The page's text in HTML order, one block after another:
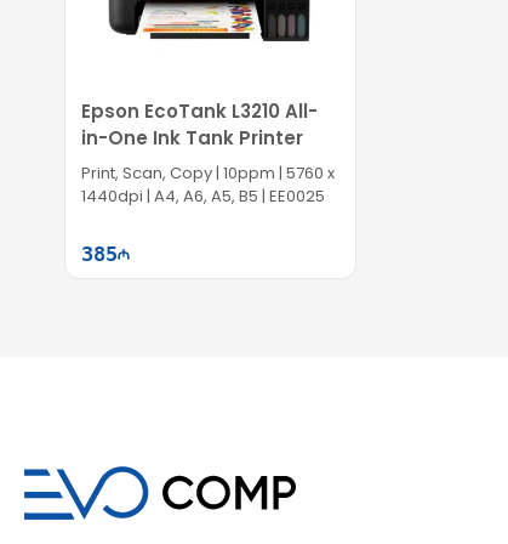
Epson EcoTank L3210 All-
in-One Ink Tank Printer
Print, Scan, Copy | 10ppm | 5760 x
1440dpi | A4, A6, A5, B5 | EE0025
385